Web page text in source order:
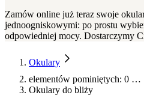
Zamów online już teraz swoje
jednoogniskowymi: po prostu
odpowiedniej mocy. Dostarczymy
Okulary
elementów pominiętych: 0 …
Okulary do bliży